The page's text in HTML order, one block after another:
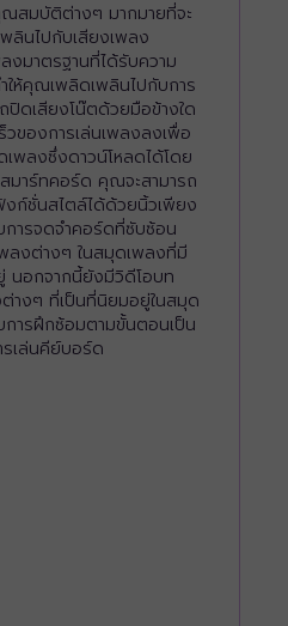
สมบัติต่างๆ มากมายที่จะ
ลินไปกับเสียงเพลง
มาตรฐานที่ได้รับความ
ให้คุณเพลิดเพลินไปกับการ
ดเสียงโน๊ตด้วยมือข้างใด
วของการเล่นเพลงลงเพื่อ
พลงซึ่งดาวน์โหลดได้โดย
มาร์ทคอร์ด คุณจะสามารถ
งก์ชั่นสไตล์ได้ด้วยนิ้วเพียง
ารจดจำคอร์ดที่ซับซ้อน
ลงต่างๆ ในสมุดเพลงที่มี
นอกจากนี้ยังมีวิดีโอบท
ต่างๆ ที่เป็นที่นิยมอยู่ในสมุด
ารฝึกซ้อมตามขั้นตอนเป็น
เล่นคีย์บอร์ด